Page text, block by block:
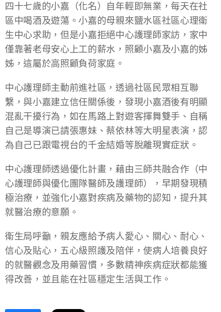
四十七歲的小嘉（化名）自年輕即無業，每天在社
區中喝酒及遊蕩。小嘉的母親來鹽水區社區心理衛
生中心求助，但是小嘉拒絕中心護理師家訪，家中
僅靠著老母安心上工的薪水，照顧小嘉及小嘉的姊
姊，這屬於高照顧負荷家庭。
中心護理師主動前進社區，透過社區民眾相互聯
繫，與小嘉建立信任關係後，發現小嘉酒後有明顯
混亂干擾行為，如在馬路上對遊客揮舞雙手、自稱
自己是導演已請張惠妹、蔡依林等大明星表演，認
為自己已跟電視台的千金結婚等脫離現實症狀。
中心護理師透過優化計畫，藉由三師共融合作（中
心護理師與優化團隊醫師及護理師），早期發現積
極治療，並強化小嘉對疾病及藥物的認知，提升其
就醫治療的意願。
衛生局呼籲，親友應給予病人愛心、關心、耐心、
信心及貼心，五心級照護及陪伴，使病人培養良好
的就醫觀念及用藥習慣，多數精神疾病症狀都能獲
得改善，並且能在社區穩定生活與工作。